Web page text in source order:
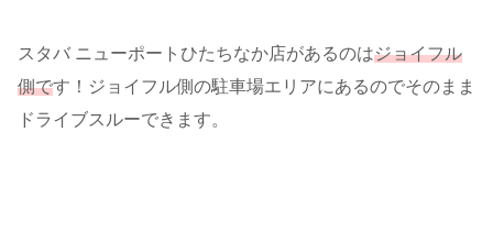
スタバ ニューポートひたちなか店があるのはジョイフル
側です！ジョイフル側の駐車場エリアにあるのでそのまま
ドライブスルーできます。